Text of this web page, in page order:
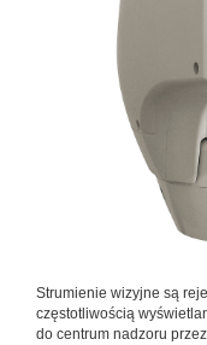
Strumienie wizyjne są
częstotliwością
do centrum nadzoru